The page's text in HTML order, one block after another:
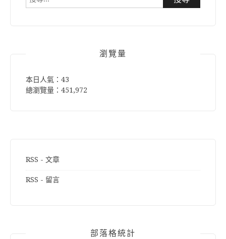
尋
瀏覽量
本日人氣：43
總瀏覽量：451,972
RSS - 文章
RSS - 留言
部落格統計